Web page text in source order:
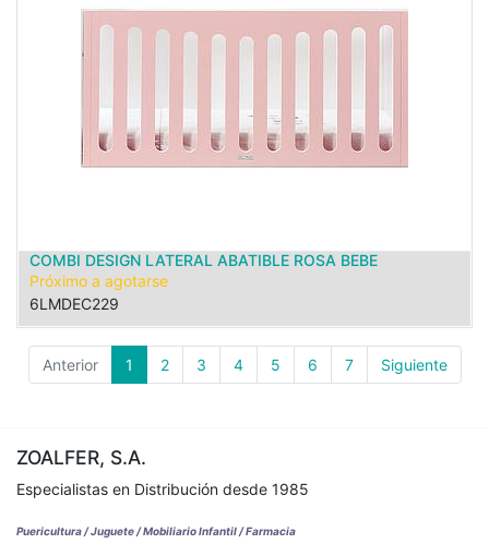
COMBI DESIGN LATERAL ABATIBLE ROSA BEBE
Próximo a agotarse
6LMDEC229
Anterior 1 2 3 4 5 6 7 Siguiente
ZOALFER, S.A.
Especialistas en Distribución desde 1985
Puericultura / Juguete / Mobiliario Infantil / Farmacia